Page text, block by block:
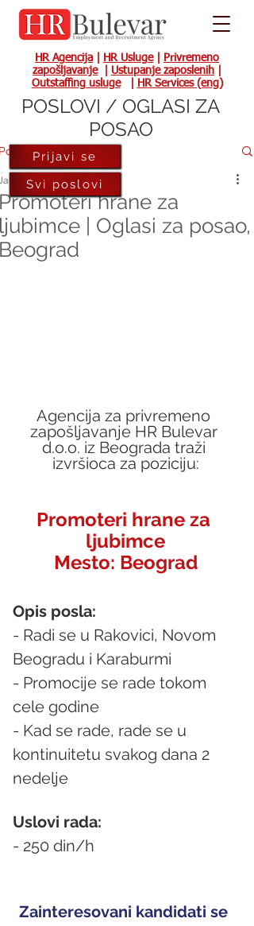
HR Agencija HR Usluge|
Privremeno
zapošljavanje| Ustupanje zaposlenih
Outstaffing usluge| HR Services (eng)
hrane za
| Oglasi za posao,
11, 2022
Agencija za privremeno
zapošljavanje HR Bulevar
d.o.o. iz Beograda traži
izvršioca za poziciju:
Promoteri hrane za
ljubimce
Mesto: Beograd
Opis posla:
- Radi se u Rakovici, Novom
Beogradu i Karaburmi
- Promocije se rade tokom
cele godine
- Kad se rade, rade se u
kontinuitetu svakog dana 2
nedelje
Uslovi rada:
- 250 din/h
Zainteresovani kandidati se
Prijavi se
Svi poslovi
POSLOVI / OGLASI ZA
POSAO